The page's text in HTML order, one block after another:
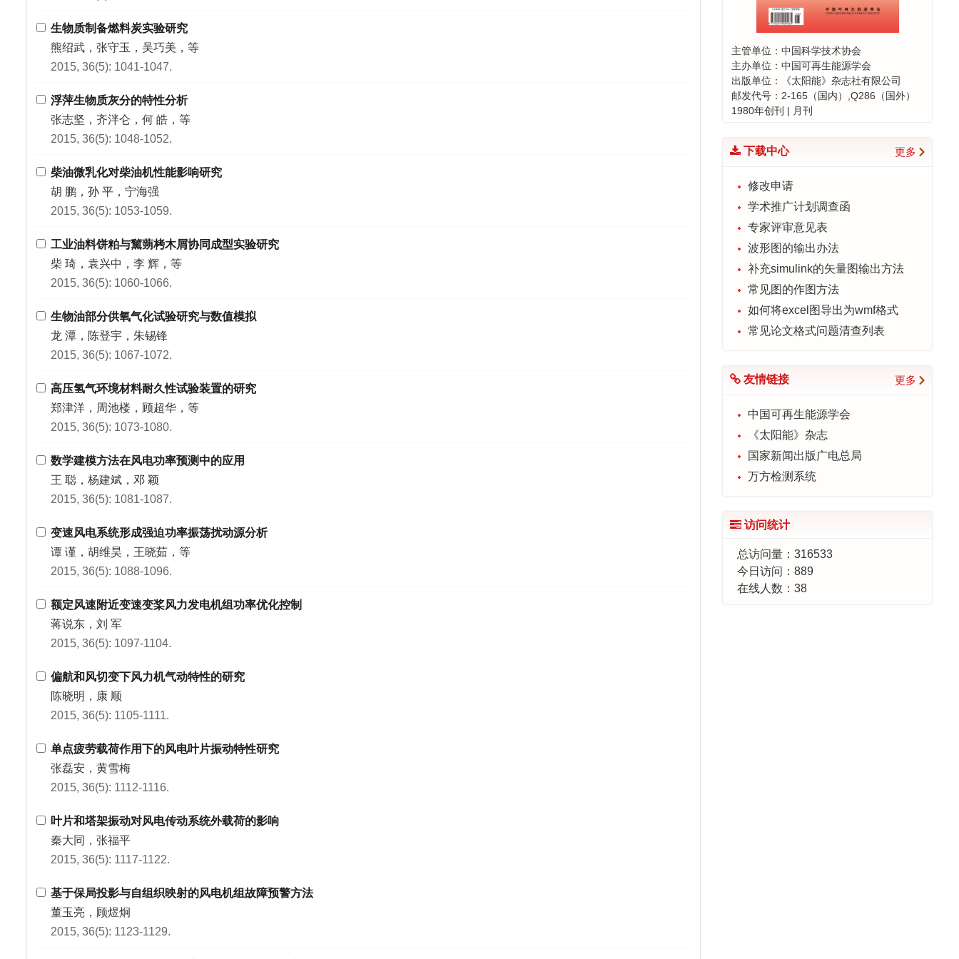
生物质制备燃料炭实验研究
熊绍武，张守玉，吴巧美，等
2015, 36(5): 1041-1047.
浮萍生物质灰分的特性分析
张志坚，齐泮仑，何 皓，等
2015, 36(5): 1048-1052.
柴油微乳化对柴油机性能影响研究
胡 鹏，孙 平，宁海强
2015, 36(5): 1053-1059.
工业油料饼粕与黧蒴栲木屑协同成型实验研究
柴 琦，袁兴中，李 辉，等
2015, 36(5): 1060-1066.
生物油部分供氧气化试验研究与数值模拟
龙 潭，陈登宇，朱锡锋
2015, 36(5): 1067-1072.
高压氢气环境材料耐久性试验装置的研究
郑津洋，周池楼，顾超华，等
2015, 36(5): 1073-1080.
数学建模方法在风电功率预测中的应用
王 聪，杨建斌，邓 颖
2015, 36(5): 1081-1087.
变速风电系统形成强迫功率振荡扰动源分析
谭 谨，胡维昊，王晓茹，等
2015, 36(5): 1088-1096.
额定风速附近变速变桨风力发电机组功率优化控制
蒋说东，刘 军
2015, 36(5): 1097-1104.
偏航和风切变下风力机气动特性的研究
陈晓明，康 顺
2015, 36(5): 1105-1111.
单点疲劳载荷作用下的风电叶片振动特性研究
张磊安，黄雪梅
2015, 36(5): 1112-1116.
叶片和塔架振动对风电传动系统外载荷的影响
秦大同，张福平
2015, 36(5): 1117-1122.
基于保局投影与自组织映射的风电机组故障预警方法
董玉亮，顾煜炯
2015, 36(5): 1123-1129.
与动力工程类期刊影响力榜首！
2024-12-13
喜报！ 《太阳能学报》19篇论文
入选 “领跑者 5000—中国精品科
技期刊顶尖论文”
2024-10-22
喜报！《太阳能学报》荣登能源
2023-12-06
“钙钛矿太阳电池”专题征稿延期通
知
2023-06-14
主管单位：中国科学技术协会
主办单位：中国可再生能源学会
出版单位：《太阳能》杂志社有限公司
邮发代号：2-165（国内）,Q286（国外）
1980年创刊 | 月刊
下载中心 更多
修改申请
学术推广计划调查函
专家评审意见表
波形图的输出办法
补充simulink的矢量图输出方法
常见图的作图方法
如何将excel图导出为wmf格式
常见论文格式问题清查列表
友情链接 更多
中国可再生能源学会
《太阳能》杂志
国家新闻出版广电总局
万方检测系统
访问统计
总访问量： 316533
今日访问： 889
在线人数： 38